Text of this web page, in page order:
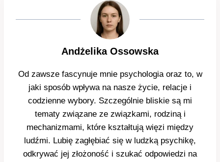
Andżelika Ossowska
Od zawsze fascynuje mnie psychologia oraz to, w
jaki sposób wpływa na nasze życie, relacje i
codzienne wybory. Szczególnie bliskie są mi
tematy związane ze związkami, rodziną i
mechanizmami, które kształtują więzi między
ludźmi. Lubię zagłębiać się w ludzką psychikę,
odkrywać jej złożoność i szukać odpowiedzi na